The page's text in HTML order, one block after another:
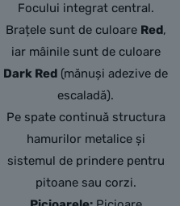
Focului integrat central.
Brațele sunt de culoare Red,
iar mâinile sunt de culoare
Dark Red (mănuși adezive de
escaladă).
Pe spate continuă structura
hamurilor metalice și
sistemul de prindere pentru
pitoane sau corzi.